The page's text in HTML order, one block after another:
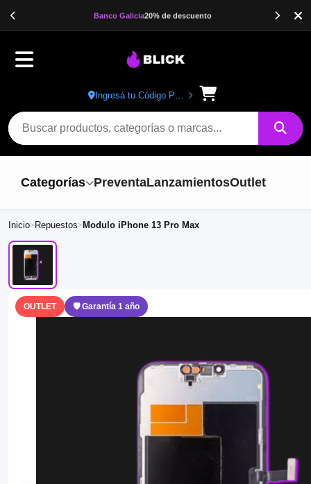
Banco Galicia20% de descuento
Buscar productos
Ingresá tu Código Postal
Categorías PreventaLanzamientosOutlet
Inicio>Repuestos>Modulo iPhone 13 Pro Max
OUTLET 🛡 Garantía 1 año